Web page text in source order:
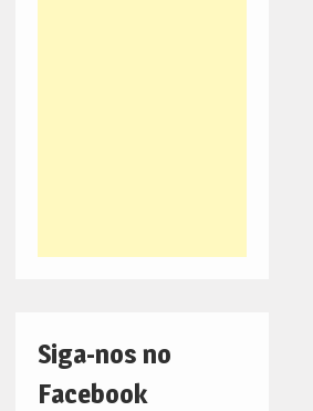
Siga-nos no
Facebook